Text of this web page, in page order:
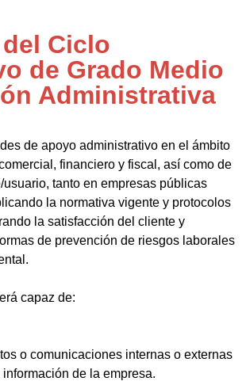
Ciclo
de Grado Medio
Administrativa
de apoyo administrativo en el ámbito
financiero y fiscal, así como de
tanto en empresas públicas
la normativa vigente y protocolos
la satisfacción del cliente y
de prevención de riesgos laborales
capaz de:
o comunicaciones internas o externas
de la empresa.